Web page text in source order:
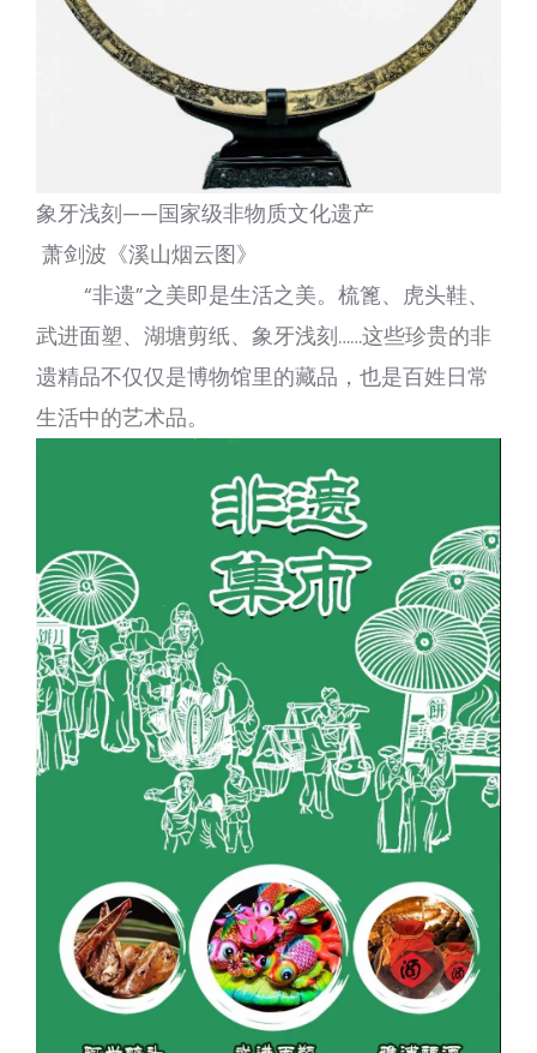
象牙浅刻——国家级非物质文化遗产
萧剑波《溪山烟云图》
“非遗”之美即是生活之美。梳篦、虎头鞋、
武进面塑、湖塘剪纸、象牙浅刻……这些珍贵的非
遗精品不仅仅是博物馆里的藏品，也是百姓日常
生活中的艺术品。